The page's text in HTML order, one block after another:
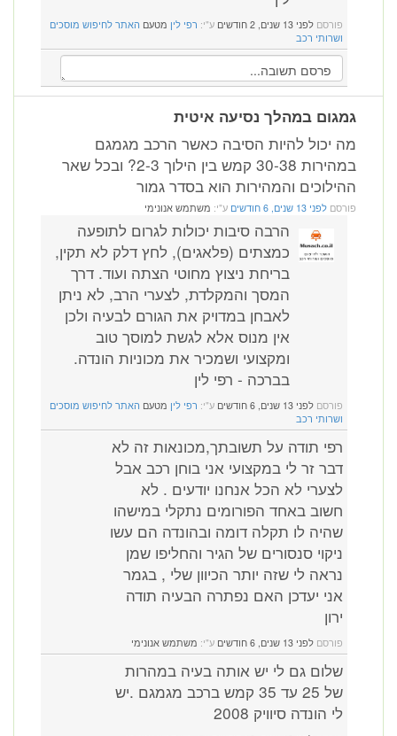
פורסם לפני 13 שנים, 2 חודשים ע"י: רפי לין מטעם האתר לחיפוש מוסכים
ושרותי רכב
גמגום במהלך נסיעה איטית
מה יכול להיות הסיבה כאשר הרכב מגמגם
במהירות 30-38 קמש בין הילוך 2-3? ובכל שאר
ההילוכים והמהירות הוא בסדר גמור
פורסם לפני 13 שנים, 6 חודשים ע"י: משתמש אנונימי
הרבה סיבות יכולות לגרום לתופעה
כמצתים (פלאגים), לחץ דלק לא תקין,
בריחת ניצוץ מחוטי הצתה ועוד. דרך
המסך והמקלדת, לצערי הרב, לא ניתן
לאבחן במדויק את הגורם לבעיה ולכן
אין מנוס אלא לגשת למוסך טוב
ומקצועי ושמכיר את מכוניות הונדה.
בברכה - רפי לין
פורסם לפני 13 שנים, 6 חודשים ע"י: רפי לין מטעם האתר לחיפוש מוסכים
ושרותי רכב
רפי תודה על תשובתך,מכונאות זה לא
דבר זר לי במקצועי אני בוחן רכב אבל
לצערי לא הכל אנחנו יודעים . לא
חשוב באחד הפורומים נתקלי במישהו
שהיה לו תקלה דומה ובהונדה הם עשו
ניקוי סנסורים של הגיר והחליפו שמן
נראה לי שזה יותר הכיוון שלי , בגמר
אני יעדכן האם נפתרה הבעיה תודה
ירון
פורסם לפני 13 שנים, 6 חודשים ע"י: משתמש אנונימי
שלום גם לי יש אותה בעיה במהרות
של 25 עד 35 קמש ברכב מגמגם .יש
לי הונדה סיוויק 2008